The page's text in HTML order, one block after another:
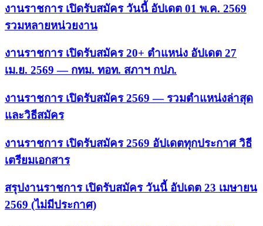
งานราชการ เปิดรับสมัคร วันนี้ อัปเดต 01 พ.ค. 2569
รวมหลายหน่วยงาน
งานราชการ เปิดรับสมัคร 20+ ตำแหน่ง อัปเดต 27
เม.ย. 2569 — กทม. ทอท. สภาฯ กปภ.
งานราชการ เปิดรับสมัคร 2569 — รวมตำแหน่งล่าสุด
และวิธีสมัคร
งานราชการ เปิดรับสมัคร 2569 อัปเดตทุกประกาศ วิธี
เตรียมเอกสาร
สรุปงานราชการ เปิดรับสมัคร วันนี้ อัปเดต 23 เมษายน
2569 (ไม่มีประกาศ)